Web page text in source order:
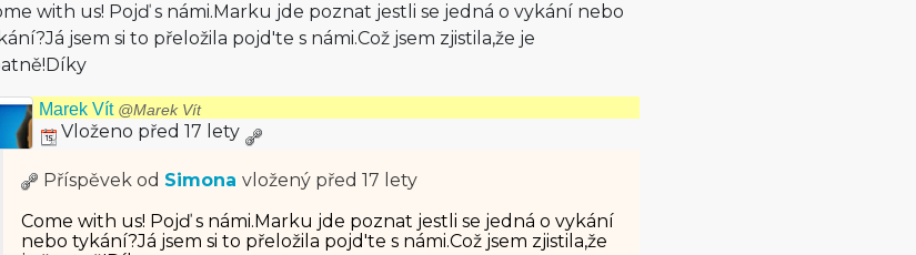
with us! Pojď s námi.Marku jde poznat jestli se jedná o vykání nebo
jsem si to přeložila pojd'te s námi.Což jsem zjistila,že je
Marek Vít @Marek Vít
Vloženo před 17 lety
Příspěvek od Simona vložený před 17 lety
Come with us! Pojď s námi.Marku jde poznat jestli se jedná o vykání
nebo tykání?Já jsem si to přeložila pojd'te s námi.Což jsem zjistila,že